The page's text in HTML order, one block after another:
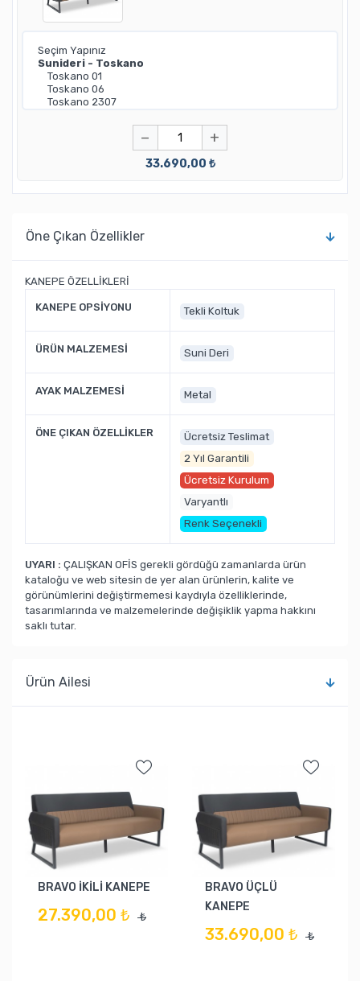
− +
33.690,00 ₺
Öne Çıkan Özellikler
KANEPE ÖZELLİKLERİ
KANEPE OPSİYONU Tekli Koltuk
ÜRÜN MALZEMESİ Suni Deri
AYAK MALZEMESİ Metal
ÖNE ÇIKAN ÖZELLİKLER
Ücretsiz Teslimat
2 Yıl Garantili
Ücretsiz Kurulum
Varyantlı
Renk Seçenekli
UYARI : ÇALIŞKAN OFİS gerekli gördüğü zamanlarda ürün
kataloğu ve web sitesin de yer alan ürünlerin, kalite ve
görünümlerini değiştirmemesi kaydıyla özelliklerinde,
tasarımlarında ve malzemelerinde değişiklik yapma hakkını
saklı tutar.
Ürün Ailesi
BRAVO İKİLİ KANEPE
27.390,00 ₺ ₺
BRAVO ÜÇLÜ
KANEPE
33.690,00 ₺ ₺